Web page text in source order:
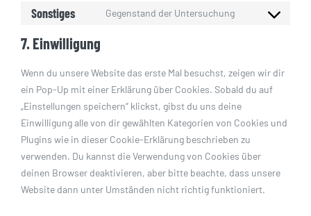
facebook
to
Sonstiges Gegenstand der Untersuchung
Consent
sonstiges
7. Einwilligung
Wenn du unsere Website das erste Mal besuchst, zeigen wir dir
ein Pop-Up mit einer Erklärung über Cookies. Sobald du auf
„Einstellungen speichern“ klickst, gibst du uns deine
Einwilligung alle von dir gewählten Kategorien von Cookies und
Plugins wie in dieser Cookie-Erklärung beschrieben zu
verwenden. Du kannst die Verwendung von Cookies über
deinen Browser deaktivieren, aber bitte beachte, dass unsere
Website dann unter Umständen nicht richtig funktioniert.